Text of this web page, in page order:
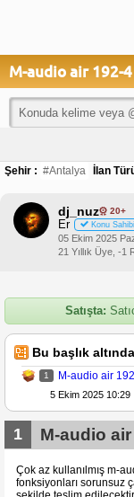
M-audio air 192-
Şehir : #Antalya İlan
dj_nuz 20+
Er Konu Sahibi
05 Ekim 2025
21 Yıllık Üye, -1
Satışta:
Bu başlık
1 M-audio air
5 Ekim 2025 10:29
1 M-audio
Çok az kullanılmış m-
fonksiyonları sorunsuz